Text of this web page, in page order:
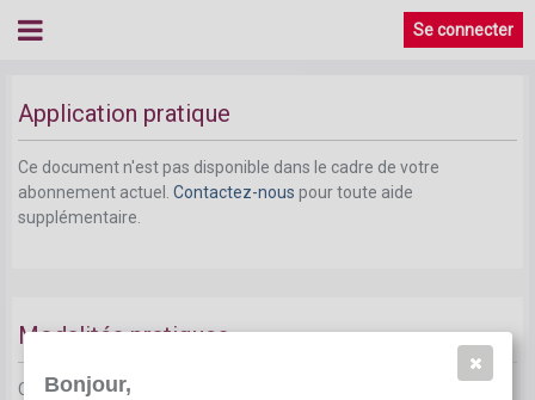
Se connecter
Application pratique
Ce document n'est pas disponible dans le cadre de votre
abonnement actuel. Contactez-nous pour toute aide
supplémentaire.
Modalités pratiques
Ce document n'est pas disponible dans le cadre de votre
Bonjour,